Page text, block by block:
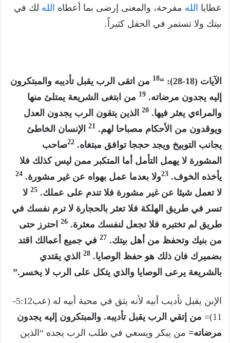
عطايا الله مفرحة، والمعنى إرضى بما أعطاه الله لك في
بيتك ولا تستمر في الحفل كثيراً.
الآيات (18-28): “ 18 من اتقى الرب يقبل تأديبه والمبتكرون
إليه يجدون مرضاته. 19 من ابتغى الشريعة يمتلئ منها
والمراءي يعثر فيها. 20
الذين يتقون الرب يجدون العدل
ويوقدون من الأحكام مصباحا لهم. 21
الإنسان الخاطئ
يجانب التوبيخ ويجد حججا توافق مبتغاه. 22صاحب
المشورة لا يهمل التأمل أما المتكبر ممن ليس كذلك فلا
يأخذه الخوف. 23ولا بعدما عمل بهواه عن غير مشورة. 24
لا تعمل شيئا عن غير مشورة فلا تندم على عملك. 25 لا
تسر في طريق الهلكة فلا تعثر بالحجارة لا ترم نفسك في
طريق لم تختبره فلا تجعل لنفسك معثرة. 26
احترز حتى
من بنيك وتحفظ من أهل بيتك. 27 في جميع أعمالك اقتد
بضميرك فان ذلك هو حفظ الوصايا. 28
الذي يقتدي
بالشريعة يرعى الوصايا والذي يتكل على الرب لا يخسر.”
الإبن يقبل تأديب أبيه لأنه يثق في محبة أبيه له (عب5:12-
11)=
من إتقي الرب يقبل تأديبه. والمبتكرون إليه يجدون
مرضاته= من يبكر ويسعي في طلب الرب يجده “الذين